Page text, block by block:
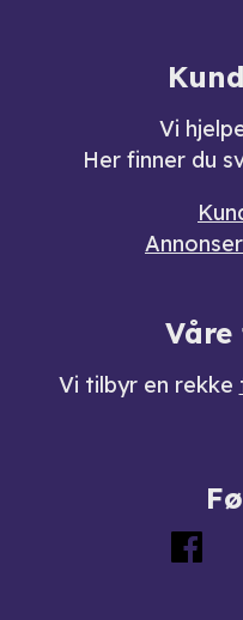
Vi
Her finner du
Våre
Vi tilbyr en rekke